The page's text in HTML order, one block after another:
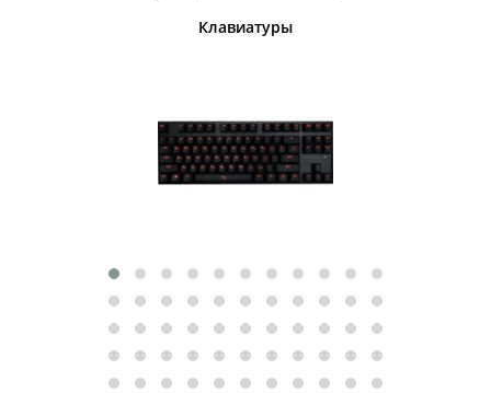
Клавиатуры